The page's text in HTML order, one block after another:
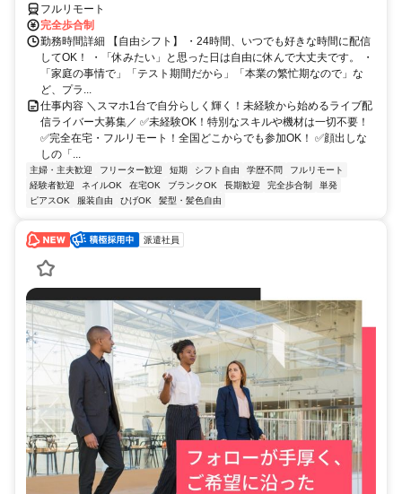
フルリモート
完全歩合制
勤務時間詳細 【自由シフト】 ・24時間、いつでも好きな時間に配信
してOK！ ・「休みたい」と思った日は自由に休んで大丈夫です。 ・
「家庭の事情で」「テスト期間だから」「本業の繁忙期なので」な
ど、プラ...
仕事内容 ＼スマホ1台で自分らしく輝く！未経験から始めるライブ配
信ライバー大募集／ ✅未経験OK！特別なスキルや機材は一切不要！
✅完全在宅・フルリモート！全国どこからでも参加OK！ ✅顔出しな
しの「...
主婦・主夫歓迎 フリーター歓迎 短期 シフト自由 学歴不問
フルリモート
経験者歓迎
ネイルOK 在宅OK ブランクOK 長期歓迎 完全歩合制
単発
ピアスOK
服装自由 ひげOK 髪型・髪色自由
派遣社員